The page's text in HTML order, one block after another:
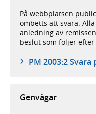
På webbplatsen
ombetts att svara.
anledning av
beslut som följer efter
PM 2003:2
Genvägar